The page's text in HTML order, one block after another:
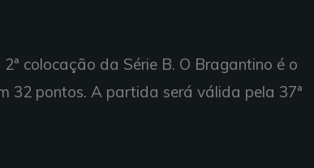
colocação da Série B. O Bragantino é o
32 pontos. A partida será válida pela 37ª